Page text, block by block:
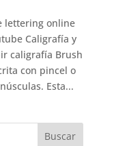
lettering online
Caligrafía y
caligrafía Brush
con pincel o
Esta...